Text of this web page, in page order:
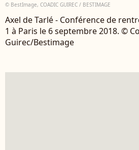
© BestImage, COADIC GUIREC / BESTIMAGE
Axel de Tarlé - Conférence de
1 à Paris le 6 septembre 2018. ©
Guirec/Bestimage